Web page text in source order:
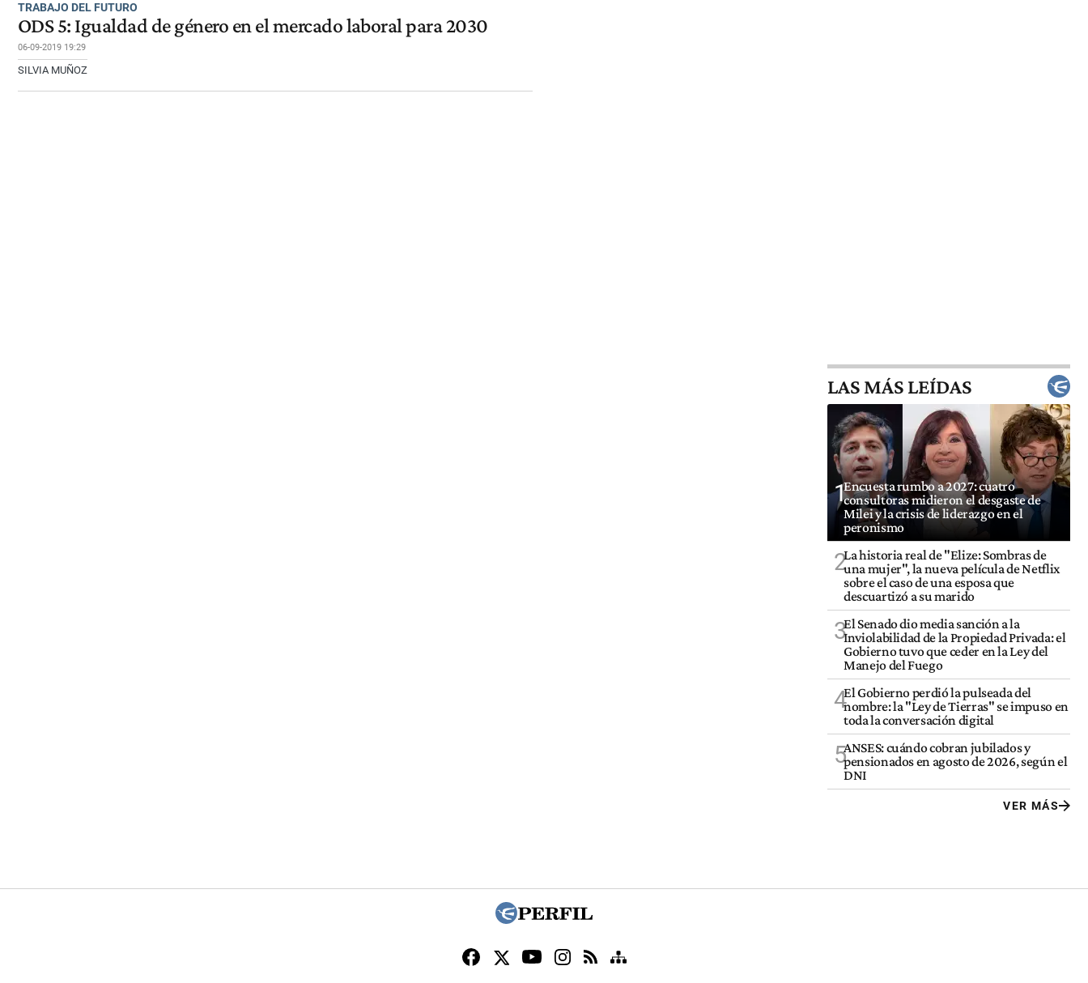
TRABAJO DEL FUTURO
ODS 5: Igualdad de género en el mercado laboral para 2030
06-09-2019 19:29
SILVIA MUÑOZ
LAS MÁS LEÍDAS
1Encuesta rumbo a 2027: cuatro
consultoras midieron el desgaste de
Milei y la crisis de liderazgo en el
peronismo
2La historia real de "Elize: Sombras de
una mujer", la nueva película de Netflix
sobre el caso de una esposa que
descuartizó a su marido
3El Senado dio media sanción a la
Inviolabilidad de la Propiedad Privada: el
Gobierno tuvo que ceder en la Ley del
Manejo del Fuego
4El Gobierno perdió la pulseada del
nombre: la "Ley de Tierras" se impuso en
toda la conversación digital
5ANSES: cuándo cobran jubilados y
pensionados en agosto de 2026, según el
DNI
VER MÁS